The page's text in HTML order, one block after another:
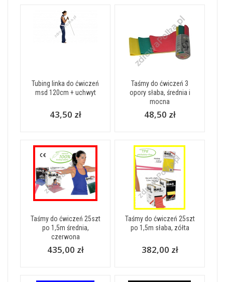
Tubing linka do ćwiczeń
msd 120cm + uchwyt
43,50 zł
Taśmy do ćwiczeń 3
opory słaba, średnia i
mocna
48,50 zł
Taśmy do ćwiczeń 25szt
po 1,5m średnia,
czerwona
435,00 zł
Taśmy do ćwiczeń 25szt
po 1,5m słaba, zółta
382,00 zł